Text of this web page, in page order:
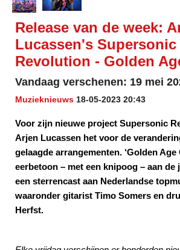
Release van de week:
Lucassen's Supersonic
Revolution - Golden
Vandaag verschenen: 19 mei
Muzieknieuws 18-05-2023 20:43
Voor zijn nieuwe project Supersonic
Arjen Lucassen het voor de
gelaagde arrangementen. ‘Golden Age
eerbetoon – met een knipoog – aan de
een sterrencast aan Nederlandse
waaronder gitarist Timo Somers en
Herfst.